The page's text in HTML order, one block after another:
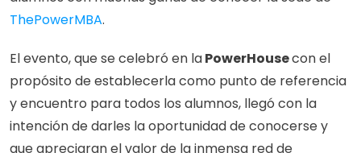
ThePowerMBA.
El evento, que se celebró en la PowerHouse con el
propósito de establecerla como punto de referencia
y encuentro para todos los alumnos, llegó con la
intención de darles la oportunidad de conocerse y
que apreciaran el valor de la inmensa red de